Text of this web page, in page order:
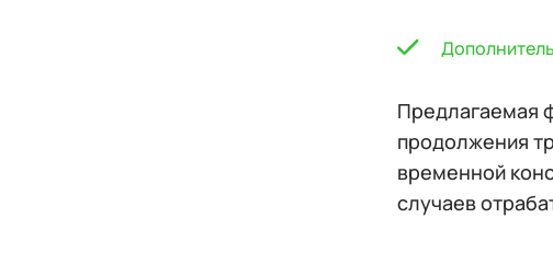
Предлагаемая
продолжения
временной
случаев